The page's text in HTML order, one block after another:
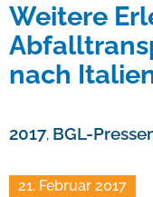
Weitere
nach
2017, BGL-
21. Februar 2017